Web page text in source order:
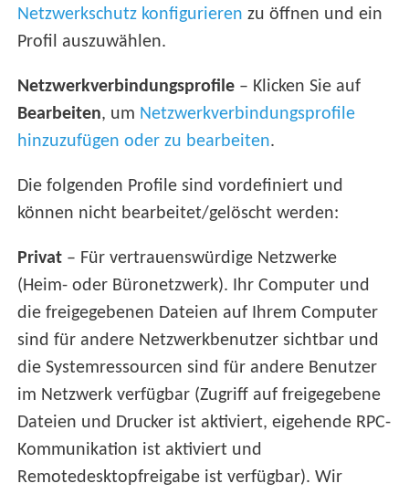
Netzwerkschutz konfigurieren zu öffnen und ein
Profil auszuwählen.
Netzwerkverbindungsprofile – Klicken Sie auf
Bearbeiten, um Netzwerkverbindungsprofile
hinzuzufügen oder zu bearbeiten.
Die folgenden Profile sind vordefiniert und
können nicht bearbeitet/gelöscht werden:
Privat – Für vertrauenswürdige Netzwerke
(Heim- oder Büronetzwerk). Ihr Computer und
die freigegebenen Dateien auf Ihrem Computer
sind für andere Netzwerkbenutzer sichtbar und
die Systemressourcen sind für andere Benutzer
im Netzwerk verfügbar (Zugriff auf freigegebene
Dateien und Drucker ist aktiviert, eigehende RPC-
Kommunikation ist aktiviert und
Remotedesktopfreigabe ist verfügbar). Wir